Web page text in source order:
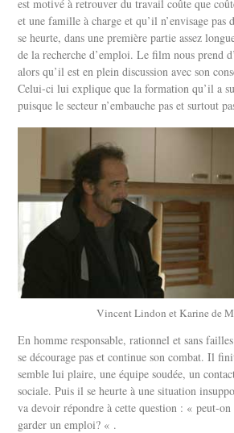
est motivé à retrouver du travail coûte que
et une famille à charge et qu’il n’envisage
se heurte, dans une première partie assez
de la recherche d’emploi. Le film nous prend
alors qu’il est en plein discussion avec son
Celui-ci lui explique que la formation qu’il a
puisque le secteur n’embauche pas et surtout
Vincent Lindon et Karine de
En homme responsable, rationnel et sans
se décourage pas et continue son combat. Il
semble lui plaire, une équipe soudée, un
sociale. Puis il se heurte à une situation
va devoir répondre à cette question : « peut-
garder un emploi? « .